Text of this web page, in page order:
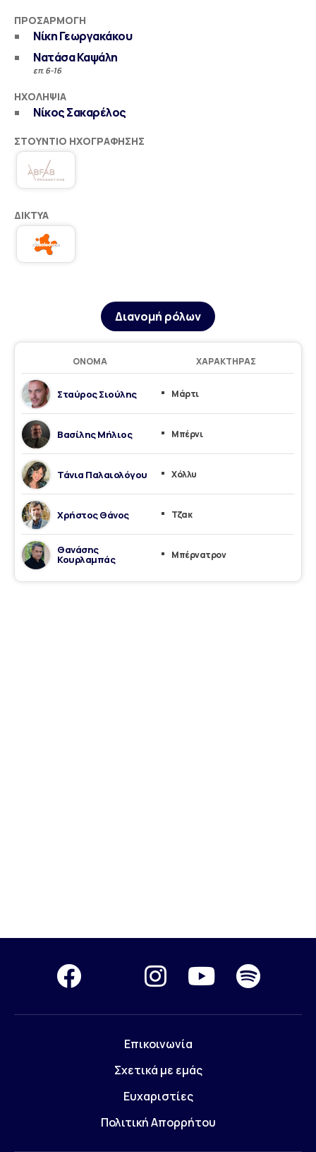
ΠΡΟΣΑΡΜΟΓΉ
Νίκη Γεωργακάκου
Νατάσα Καψάλη
επ. 6-16
ΗΧΟΛΗΨΊΑ
Νίκος Σακαρέλος
ΣΤΟΎΝΤΙΟ ΗΧΟΓΡΆΦΗΣΗΣ
ΔΊΚΤΥΑ
Διανομή ρόλων
ΌΝΟΜΑ ΧΑΡΑΚΤΉΡΑΣ
Σταύρος Σιούλης Μάρτι
Βασίλης Μήλιος Μπέρνι
Τάνια Παλαιολόγου Χόλλυ
Χρήστος Θάνος Τζακ
Θανάσης
Κουρλαμπάς Μπέρνατρον
Επικοινωνία
Σχετικά με εμάς
Ευχαριστίες
Πολιτική Απορρήτου